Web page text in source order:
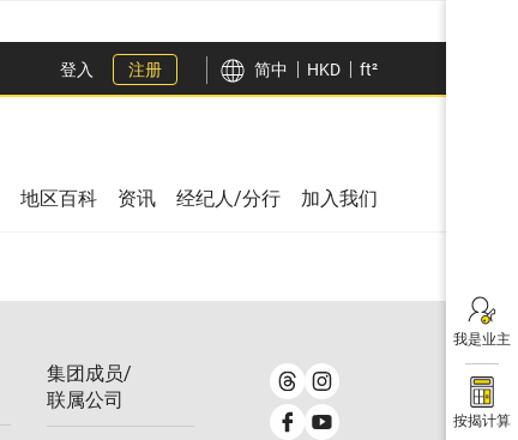
登入 注册 简中 HKD ft²
我是业主
按揭计算
地区百科 资讯 经纪人/分行 加入我们
集团成员/
联属公司